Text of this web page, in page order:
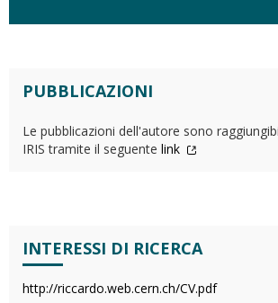
PUBBLICAZIONI
Le pubblicazioni dell'autore sono
IRIS tramite il seguente link
INTERESSI DI RICERCA
http://riccardo.web.cern.ch/CV.pdf